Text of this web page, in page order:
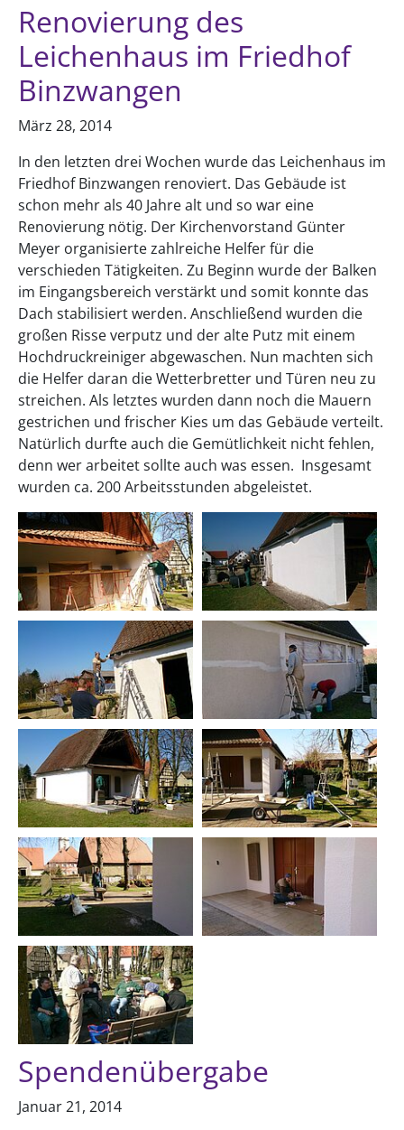
Renovierung des
Leichenhaus im Friedhof
Binzwangen
März 28, 2014
In den letzten drei Wochen wurde das Leichenhaus im
Friedhof Binzwangen renoviert. Das Gebäude ist
schon mehr als 40 Jahre alt und so war eine
Renovierung nötig. Der Kirchenvorstand Günter
Meyer organisierte zahlreiche Helfer für die
verschieden Tätigkeiten. Zu Beginn wurde der Balken
im Eingangsbereich verstärkt und somit konnte das
Dach stabilisiert werden. Anschließend wurden die
großen Risse verputz und der alte Putz mit einem
Hochdruckreiniger abgewaschen. Nun machten sich
die Helfer daran die Wetterbretter und Türen neu zu
streichen. Als letztes wurden dann noch die Mauern
gestrichen und frischer Kies um das Gebäude verteilt.
Natürlich durfte auch die Gemütlichkeit nicht fehlen,
denn wer arbeitet sollte auch was essen. Insgesamt
wurden ca. 200 Arbeitsstunden abgeleistet.
Spendenübergabe
Januar 21, 2014